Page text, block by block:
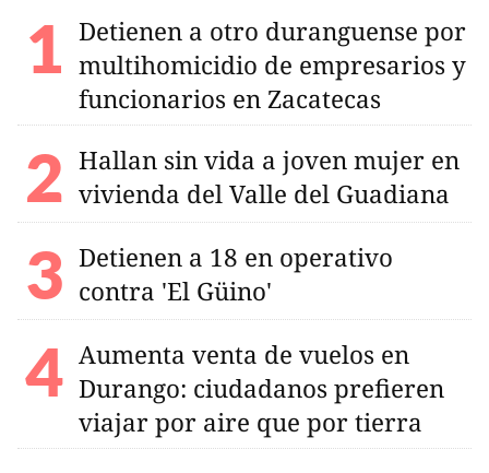
Detienen a otro duranguense por
multihomicidio de empresarios y
funcionarios en Zacatecas
Hallan sin vida a joven mujer en
vivienda del Valle del Guadiana
Detienen a 18 en operativo
contra 'El Güino'
Aumenta venta de vuelos en
Durango: ciudadanos prefieren
viajar por aire que por tierra